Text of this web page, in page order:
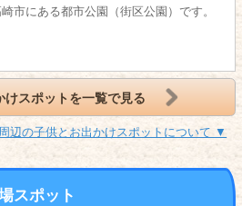
市にある都市公園（街区公園）です。
けスポットを一覧で見る
辺の子供とお出かけスポットについて ▼
スポット